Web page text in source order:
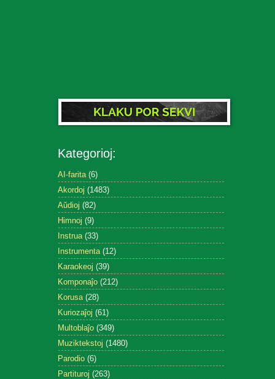
Kategorioj:
AI-farita (6)
Akordoj (1483)
Aŭdioj (82)
Himnoj (9)
Instrua (33)
Instrumenta (12)
Karaokeoj (39)
Komponaĵo (212)
Korusa (28)
Kuriozaĵoj (61)
Multoblaĵo (349)
Muziktekstoj (1480)
Parodio (6)
Partituroj (263)